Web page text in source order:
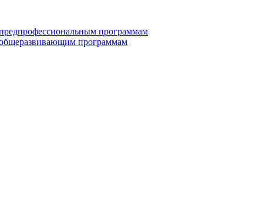
дополнительным предпрофессиональным программам
по дополнительным общеразвивающим программам